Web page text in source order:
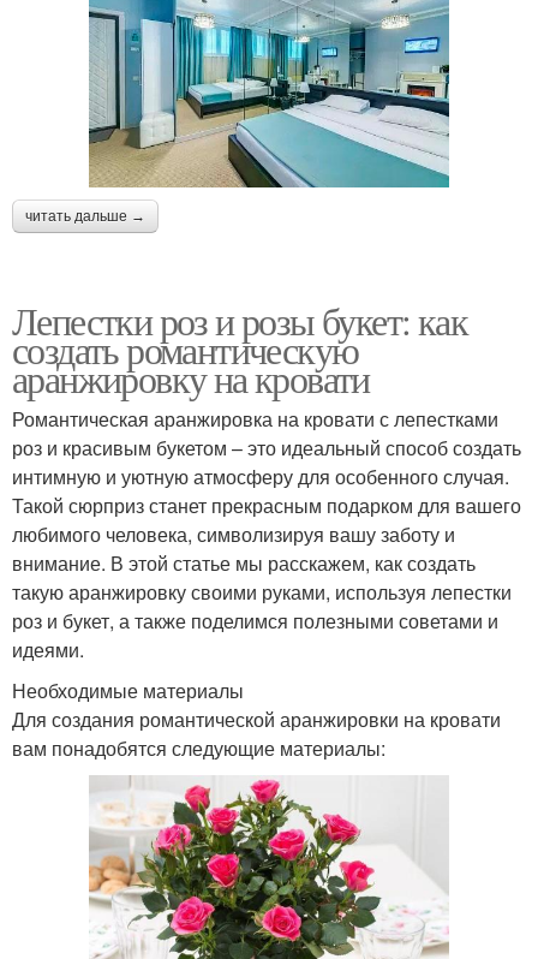
читать дальше →
Лепестки роз и розы букет: как
создать романтическую
аранжировку на кровати
Романтическая аранжировка на кровати с лепестками
роз и красивым букетом – это идеальный способ создать
интимную и уютную атмосферу для особенного случая.
Такой сюрприз станет прекрасным подарком для вашего
любимого человека, символизируя вашу заботу и
внимание. В этой статье мы расскажем, как создать
такую аранжировку своими руками, используя лепестки
роз и букет, а также поделимся полезными советами и
идеями.
Необходимые материалы
Для создания романтической аранжировки на кровати
вам понадобятся следующие материалы: